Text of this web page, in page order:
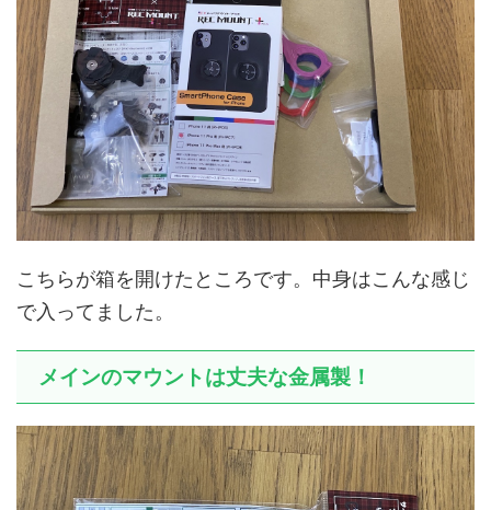
こちらが箱を開けたところです。中身はこんな感じ
で入ってました。
メインのマウントは丈夫な金属製！